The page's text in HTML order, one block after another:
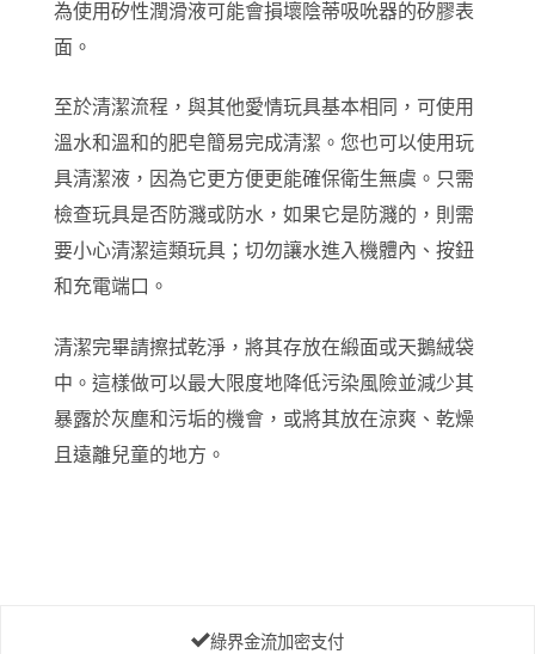
為使用矽性潤滑液可能會損壞陰蒂吸吮器的矽膠表
面。
至於清潔流程，與其他愛情玩具基本相同，可使用
溫水和溫和的肥皂簡易完成清潔。您也可以使用玩
具清潔液，因為它更方便更能確保衛生無虞。只需
檢查玩具是否防濺或防水，如果它是防濺的，則需
要小心清潔這類玩具；切勿讓水進入機體內、按鈕
和充電端口。
清潔完畢請擦拭乾淨，將其存放在緞面或天鵝絨袋
中。這樣做可以最大限度地降低污染風險並減少其
暴露於灰塵和污垢的機會，或將其放在涼爽、乾燥
且遠離兒童的地方。
綠界金流加密支付